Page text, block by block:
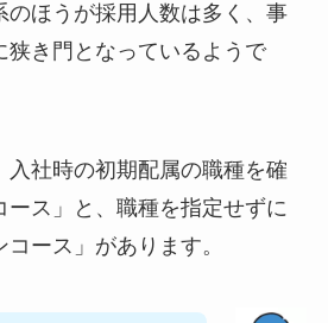
のほうが採用人数は多く、事
狭き門となっているようで
入社時の初期配属の職種を確
ース」と、職種を指定せずに
ース」があります。